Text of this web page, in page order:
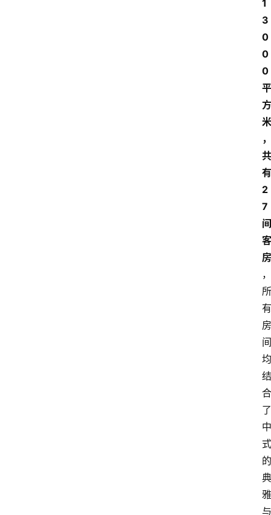
1
3
0
0
0
平
方
米
，
共
有
2
7
间
客
房
，
所
有
房
间
均
结
合
了
中
式
的
典
雅
与